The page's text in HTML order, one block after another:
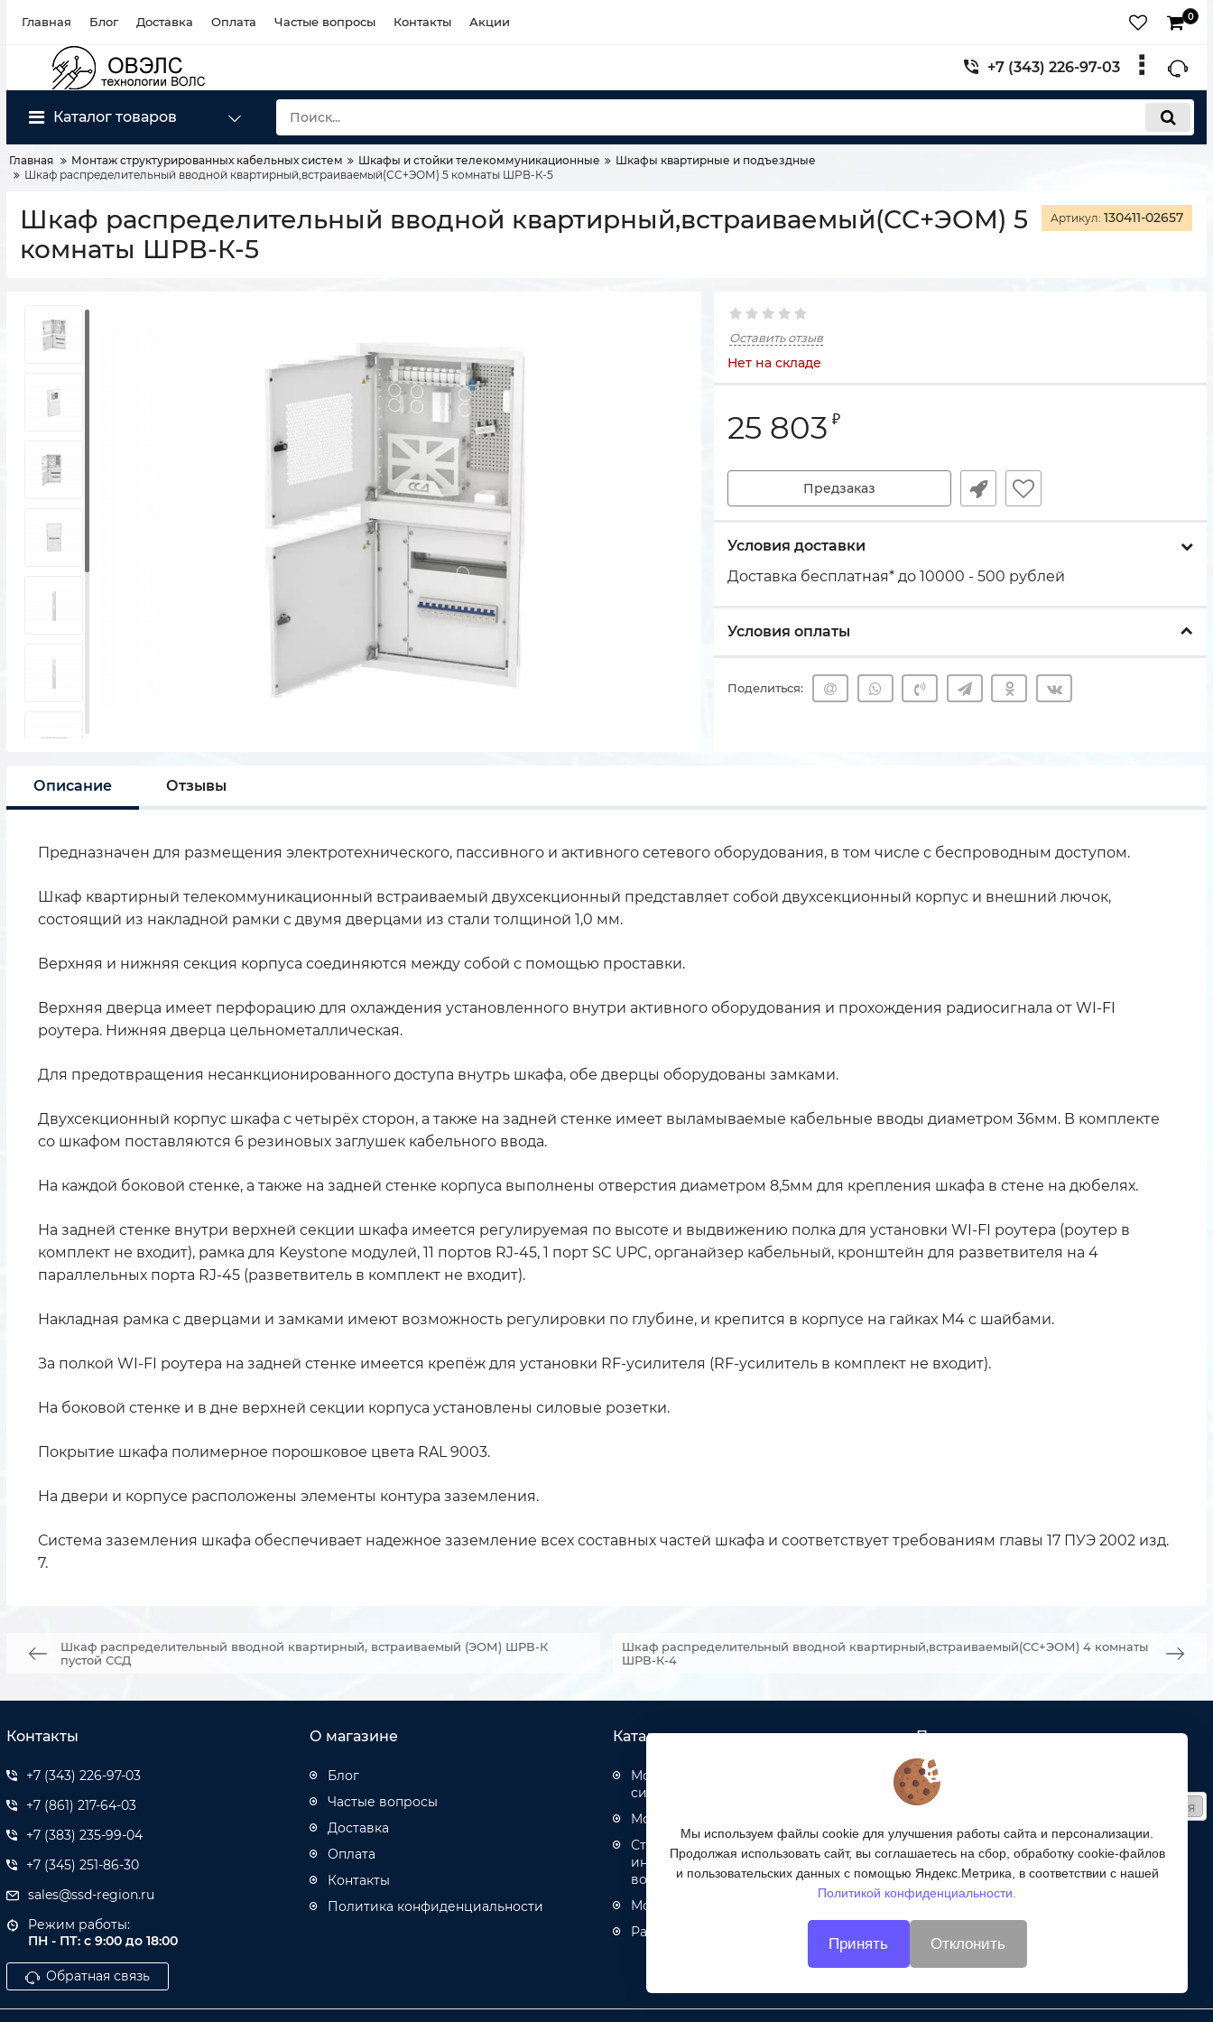
Главная Блог Доставка Оплата Частые вопросы Контакты Акции 0
+7 (343) 226-97-03
Каталог товаров
Главная Монтаж структурированных кабельных систем Шкафы и стойки телекоммуникационные
Шкафы квартирные и подъездные
Шкаф распределительный вводной квартирный,встраиваемый(СС+ЭОМ) 5 комнаты ШРВ-К-5
Шкаф распределительный вводной квартирный,встраиваемый(СС+ЭОМ) 5
комнаты ШРВ-К-5
Артикул: 130411-02657
Оставить отзыв
Нет на складе
25 803 ₽
Предзаказ
Условия доставки
Доставка бесплатная* до 10000 - 500 рублей
Условия оплаты
Поделиться:
Описание Отзывы
Предназначен для размещения электротехнического, пассивного и активного сетевого оборудования, в том числе с беспроводным доступом.
Шкаф квартирный телекоммуникационный встраиваемый двухсекционный представляет собой двухсекционный корпус и внешний лючок,
состоящий из накладной рамки с двумя дверцами из стали толщиной 1,0 мм.
Верхняя и нижняя секция корпуса соединяются между собой с помощью проставки.
Верхняя дверца имеет перфорацию для охлаждения установленного внутри активного оборудования и прохождения радиосигнала от WI-FI
роутера. Нижняя дверца цельнометаллическая.
Для предотвращения несанкционированного доступа внутрь шкафа, обе дверцы оборудованы замками.
Двухсекционный корпус шкафа с четырёх сторон, а также на задней стенке имеет выламываемые кабельные вводы диаметром 36мм. В комплекте
со шкафом поставляются 6 резиновых заглушек кабельного ввода.
На каждой боковой стенке, а также на задней стенке корпуса выполнены отверстия диаметром 8,5мм для крепления шкафа в стене на дюбелях.
На задней стенке внутри верхней секции шкафа имеется регулируемая по высоте и выдвижению полка для установки WI-FI роутера (роутер в
комплект не входит), рамка для Keystone модулей, 11 портов RJ-45, 1 порт SC UPC, органайзер кабельный, кронштейн для разветвителя на 4
параллельных порта RJ-45 (разветвитель в комплект не входит).
Накладная рамка с дверцами и замками имеют возможность регулировки по глубине, и крепится в корпусе на гайках М4 с шайбами.
За полкой WI-FI роутера на задней стенке имеется крепёж для установки RF-усилителя (RF-усилитель в комплект не входит).
На боковой стенке и в дне верхней секции корпуса установлены силовые розетки.
Покрытие шкафа полимерное порошковое цвета RAL 9003.
На двери и корпусе расположены элементы контура заземления.
Система заземления шкафа обеспечивает надежное заземление всех составных частей шкафа и соответствует требованиям главы 17 ПУЭ 2002 изд.
7.
Шкаф распределительный вводной квартирный, встраиваемый (ЭОМ) ШРВ-К
пустой ССД
Шкаф распределительный вводной квартирный,встраиваемый(СС+ЭОМ) 4 комнаты
ШРВ-К-4
Контакты
+7 (343) 226-97-03
+7 (861) 217-64-03
+7 (383) 235-99-04
+7 (345) 251-86-30
sales@ssd-region.ru
Режим работы:
ПН - ПТ: с 9:00 до 18:00
Обратная связь
О магазине
Блог
Частые вопросы
Доставка
Оплата
Контакты
Политика конфиденциальности
Каталог товаров
Монтаж структурированных кабельных
систем
Монтаж оптических кабелей связи
Строительство инженерной
инфраструктуры связи, энергетики,
водоотведения
Монтаж кабелей связи и энергетики
Разное
Подписка
Получайте только полезные статьи!
Подписаться
Согласен на обработку персональных данных
Мы в соцсетях:
Мы используем файлы cookie для улучшения работы сайта и персонализации.
Продолжая использовать сайт, вы соглашаетесь на сбор, обработку cookie-файлов
и пользовательских данных с помощью Яндекс.Метрика, в соответствии с нашей
Политикой конфиденциальности.
Принять Отклонить